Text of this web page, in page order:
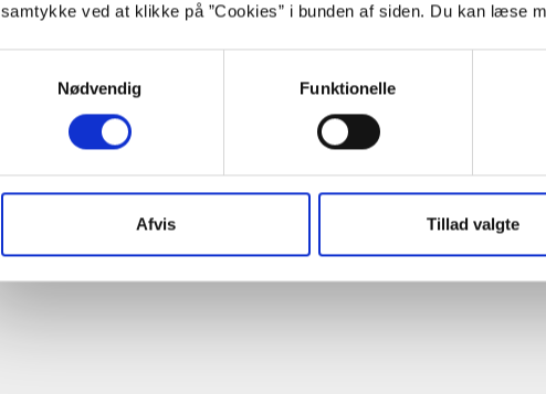
samtykke ved at klikke på ”Cookies” i bunden af siden. Du kan læse
Nødvendig
Funktionelle
Afvis Tillad valgte
For at se denne video, skal du acceptere
Indholdet stilles nemlig til
Opdater samtykke
Vælg "Tillad alle"